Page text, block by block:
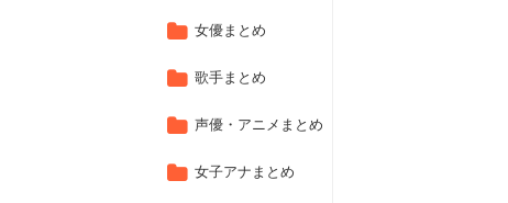
女優まとめ
歌手まとめ
声優・アニメまとめ
女子アナまとめ